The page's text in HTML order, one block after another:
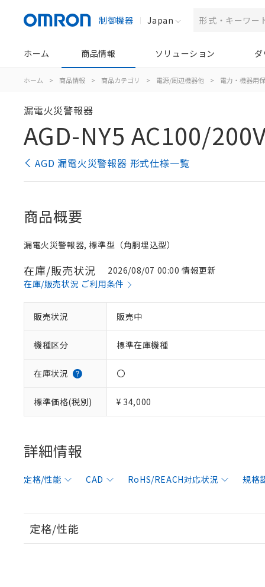
制御機器 Japan
ホーム 商品情報 ソリューション
ホーム > 商品情報 > 商品カテゴリ > 電源/周辺機器他 > 電力・機器用
漏電火災警報器
AGD-NY5 AC100/
AGD 漏電火災警報器 形式仕様一覧
商品概要
漏電火災警報器, 標準型（角胴埋込型）
在庫/販売状況
2026/08/07 00:00 情報更新
在庫/販売状況 ご利用条件
販売状況 販売中
機種区分 標準在庫機種
在庫状況 〇
標準価格(税別) ¥ 34,000
詳細情報
定格/性能 CAD RoHS/REACH対応状況 規格
定格/性能